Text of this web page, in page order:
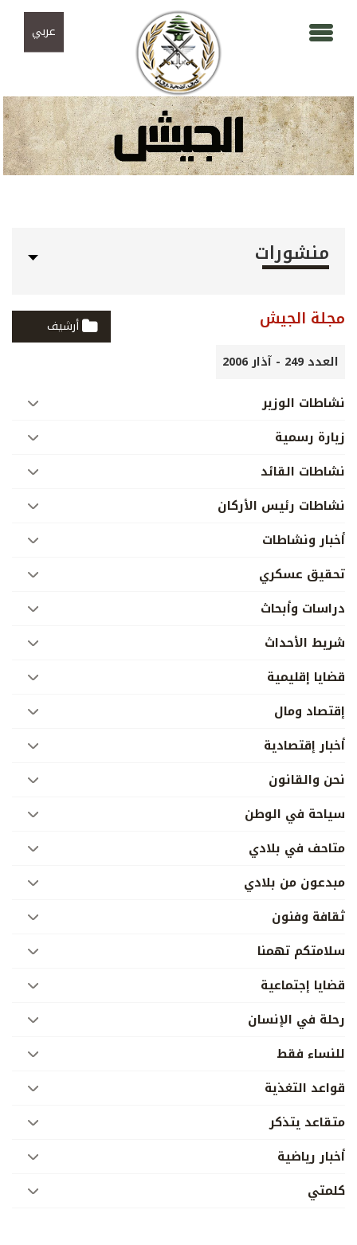
عربي
منشورات
مجلة الجيش
أرشيف
العدد 249 - آذار 2006
نشاطات الوزير
زيارة رسمية
نشاطات القائد
نشاطات رئيس الأركان
أخبار ونشاطات
تحقيق عسكري
دراسات وأبحاث
شريط الأحداث
قضايا إقليمية
إقتصاد ومال
أخبار إقتصادية
نحن والقانون
سياحة في الوطن
متاحف في بلادي
مبدعون من بلادي
ثقافة وفنون
سلامتكم تهمنا
قضايا إجتماعية
رحلة في الإنسان
للنساء فقط
قواعد التغذية
متقاعد يتذكر
أخبار رياضية
كلمتي